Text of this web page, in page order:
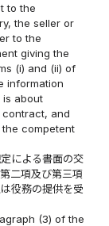
to the
the seller or
to the
giving the
(i) and (ii) of
information
is about
and
competent
による書面の交
二項及び第三項
役務の提供を受
(3) of the